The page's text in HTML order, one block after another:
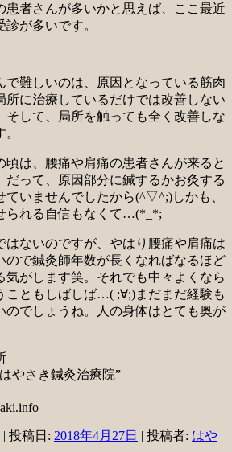
患者さんが多いかと思えば、ここ最近
が多いです。
で難しいのは、原因となっている筋肉
所に治療しているだけでは改善しない
そして、局所を触っても全く改善しな
頃は、腰痛や肩痛の患者さんが来ると
だって、原因部分に鍼するかお灸する
ていませんでしたから(^▽^;)しかも、
られる自信もなくて…(*_*;
はないのですが、やはり腰痛や肩痛は
ので鍼灸師年数が長くなればなるほど
気がします笑。それでも中々よくなら
こともしばしば…( ;∀;)まだまだ経験も
のでしょうね。人の身体はとても奥が
やさき鍼灸治療院”
| 投稿日: 2018年4月27日 | 投稿者: はや